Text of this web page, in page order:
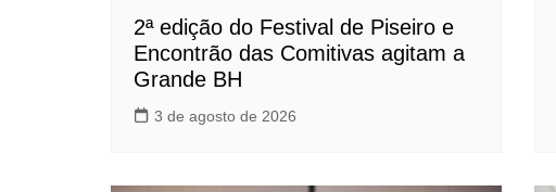
2ª edição do Festival de Piseiro e
Encontrão das Comitivas agitam a
Grande BH
3 de agosto de 2026